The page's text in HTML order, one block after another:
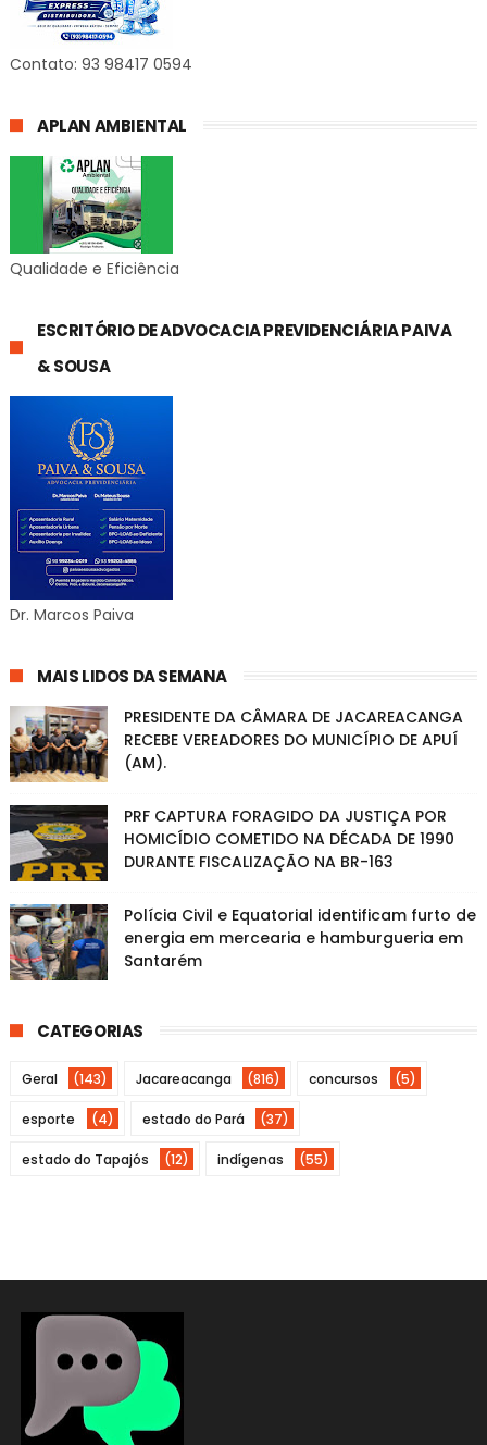
Contato: 93 98417 0594
APLAN AMBIENTAL
Qualidade e Eficiência
ESCRITÓRIO DE ADVOCACIA PREVIDENCIÁRIA PAIVA
& SOUSA
Dr. Marcos Paiva
MAIS LIDOS DA SEMANA
PRESIDENTE DA CÂMARA DE JACAREACANGA
RECEBE VEREADORES DO MUNICÍPIO DE APUÍ
(AM).
PRF CAPTURA FORAGIDO DA JUSTIÇA POR
HOMICÍDIO COMETIDO NA DÉCADA DE 1990
DURANTE FISCALIZAÇÃO NA BR-163
Polícia Civil e Equatorial identificam furto de
energia em mercearia e hamburgueria em
Santarém
CATEGORIAS
Geral (143) Jacareacanga (816) concursos (5)
esporte (4) estado do Pará (37)
estado do Tapajós (12) indígenas (55)